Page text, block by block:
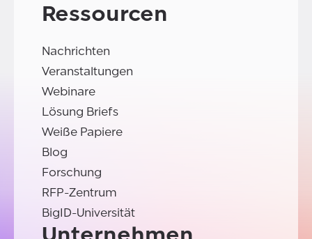
Ressourcen
Nachrichten
Veranstaltungen
Webinare
Lösung Briefs
Weiße Papiere
Blog
Forschung
RFP-Zentrum
BigID-Universität